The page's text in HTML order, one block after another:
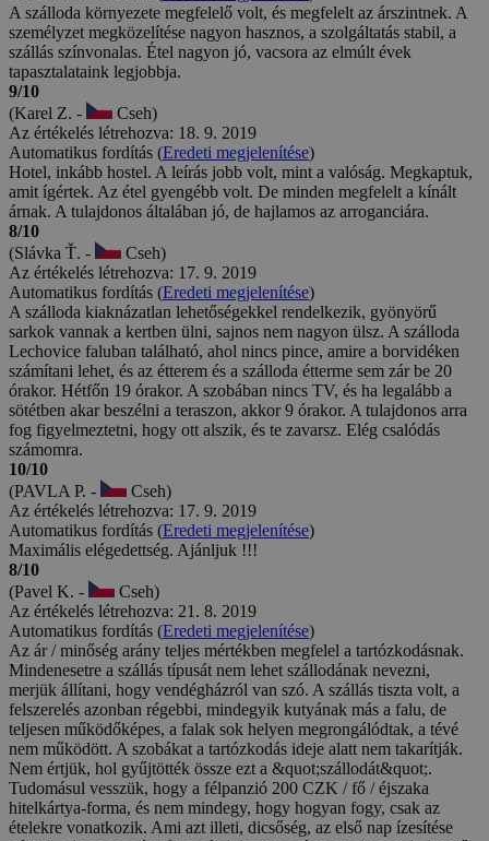
A szálloda környezete megfelelő volt, és megfelelt az árszintnek. A
személyzet megközelítése nagyon hasznos, a szolgáltatás stabil, a
szállás színvonalas. Étel nagyon jó, vacsora az elmúlt évek
tapasztalataink legjobbja.
9/10
(Karel Z. -
Cseh)
Az értékelés létrehozva: 18. 9. 2019
Automatikus fordítás (Eredeti megjelenítése)
Hotel, inkább hostel. A leírás jobb volt, mint a valóság. Megkaptuk,
amit ígértek. Az étel gyengébb volt. De minden megfelelt a kínált
árnak. A tulajdonos általában jó, de hajlamos az arroganciára.
8/10
(Slávka Ť. -
Cseh)
Az értékelés létrehozva: 17. 9. 2019
Automatikus fordítás (Eredeti megjelenítése)
A szálloda kiaknázatlan lehetőségekkel rendelkezik, gyönyörű
sarkok vannak a kertben ülni, sajnos nem nagyon ülsz. A szálloda
Lechovice faluban található, ahol nincs pince, amire a borvidéken
számítani lehet, és az étterem és a szálloda étterme sem zár be 20
órakor. Hétfőn 19 órakor. A szobában nincs TV, és ha legalább a
sötétben akar beszélni a teraszon, akkor 9 órakor. A tulajdonos arra
fog figyelmeztetni, hogy ott alszik, és te zavarsz. Elég csalódás
számomra.
10/10
(PAVLA P. -
Cseh)
Az értékelés létrehozva: 17. 9. 2019
Automatikus fordítás (Eredeti megjelenítése)
Maximális elégedettség. Ajánljuk !!!
8/10
(Pavel K. -
Cseh)
Az értékelés létrehozva: 21. 8. 2019
Automatikus fordítás (Eredeti megjelenítése)
Az ár / minőség arány teljes mértékben megfelel a tartózkodásnak.
Mindenesetre a szállás típusát nem lehet szállodának nevezni,
merjük állítani, hogy vendégházról van szó. A szállás tiszta volt, a
felszerelés azonban régebbi, mindegyik kutyának más a falu, de
teljesen működőképes, a falak sok helyen megrongálódtak, a tévé
nem működött. A szobákat a tartózkodás ideje alatt nem takarítják.
Nem értjük, hol gyűjtötték össze ezt a &quot;szállodát&quot;.
Tudomásul vesszük, hogy a félpanzió 200 CZK / fő / éjszaka
hitelkártya-forma, és nem mindegy, hogy hogyan fogy, csak az
ételekre vonatkozik. Ami azt illeti, dicsőség, az első nap ízesítése